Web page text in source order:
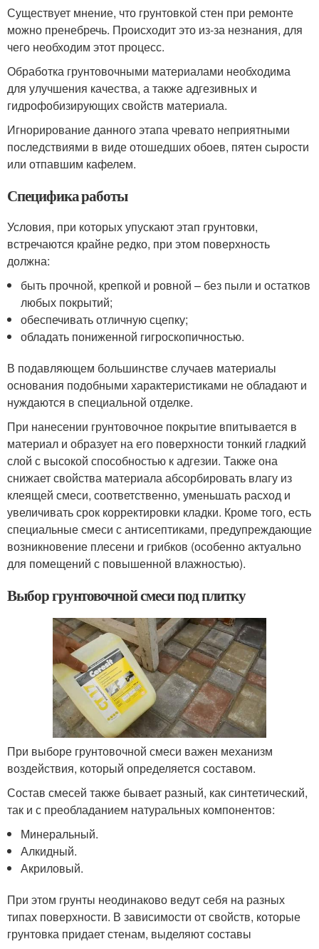
Существует мнение, что грунтовкой стен при ремонте
можно пренебречь. Происходит это из-за незнания, для
чего необходим этот процесс.
Обработка грунтовочными материалами необходима
для улучшения качества, а также адгезивных и
гидрофобизирующих свойств материала.
Игнорирование данного этапа чревато неприятными
последствиями в виде отошедших обоев, пятен сырости
или отпавшим кафелем.
Специфика работы
Условия, при которых упускают этап грунтовки,
встречаются крайне редко, при этом поверхность
должна:
быть прочной, крепкой и ровной – без пыли и остатков
любых покрытий;
обеспечивать отличную сцепку;
обладать пониженной гигроскопичностью.
В подавляющем большинстве случаев материалы
основания подобными характеристиками не обладают и
нуждаются в специальной отделке.
При нанесении грунтовочное покрытие впитывается в
материал и образует на его поверхности тонкий гладкий
слой с высокой способностью к адгезии. Также она
снижает свойства материала абсорбировать влагу из
клеящей смеси, соответственно, уменьшать расход и
увеличивать срок корректировки кладки. Кроме того, есть
специальные смеси с антисептиками, предупреждающие
возникновение плесени и грибков (особенно актуально
для помещений с повышенной влажностью).
Выбор грунтовочной смеси под плитку
При выборе грунтовочной смеси важен механизм
воздействия, который определяется составом.
Состав смесей также бывает разный, как синтетический,
так и с преобладанием натуральных компонентов:
Минеральный.
Алкидный.
Акриловый.
При этом грунты неодинаково ведут себя на разных
типах поверхности. В зависимости от свойств, которые
грунтовка придает стенам, выделяют составы